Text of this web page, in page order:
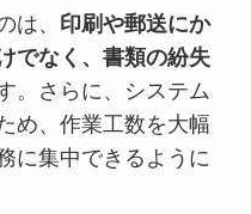
は、 印刷や郵送にか
でなく、書類の紛失
。さらに、システム
め、作業工数を大幅
に集中できるように